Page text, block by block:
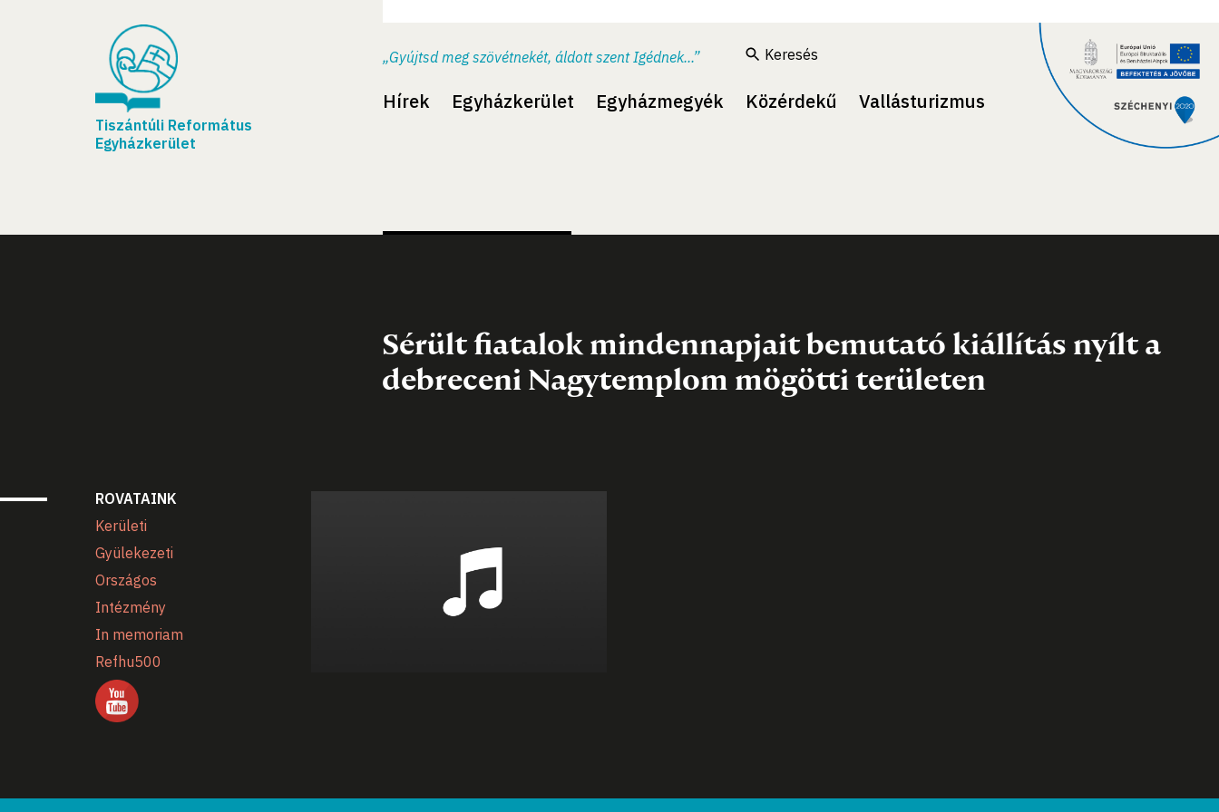
Tiszántúli Református
Egyházkerület
„Gyújtsd meg szövétnekét, áldott szent Igédnek...” Keresés
Hírek Egyházkerület Egyházmegyék Közérdekű Vallásturizmus
Sérült fiatalok mindennapjait bemutató kiállítás nyílt a
debreceni Nagytemplom mögötti területen
ROVATAINK
Kerületi
Gyülekezeti
Országos
Intézmény
In memoriam
Refhu500